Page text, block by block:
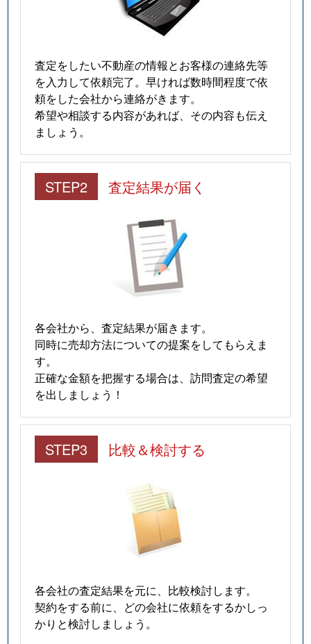
査定をしたい不動産の情報とお客様の連絡先等
を入力して依頼完了。早ければ数時間程度で依
頼をした会社から連絡がきます。
希望や相談する内容があれば、その内容も伝え
ましょう。
STEP2 査定結果が届く
各会社から、査定結果が届きます。
同時に売却方法についての提案をしてもらえま
す。
正確な金額を把握する場合は、訪問査定の希望
を出しましょう！
STEP3 比較＆検討する
各会社の査定結果を元に、比較検討します。
契約をする前に、どの会社に依頼をするかしっ
かりと検討しましょう。